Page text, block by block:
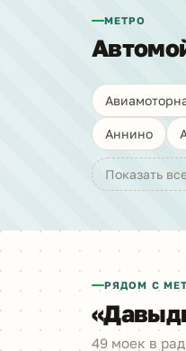
МЕТРО
Аннино
Показать
РЯДОМ С
49 моек в